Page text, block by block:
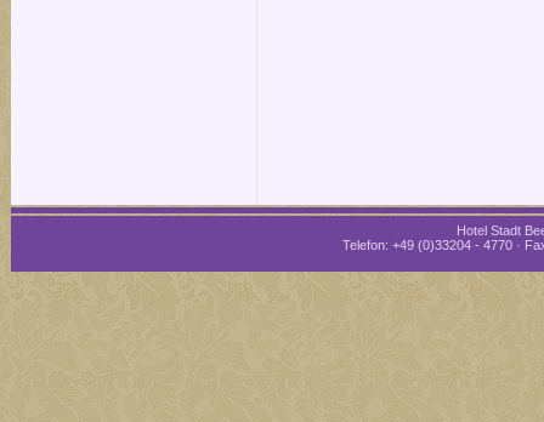
Hotel Stadt
Telefon: +49 (0)33204 - 4770 ·